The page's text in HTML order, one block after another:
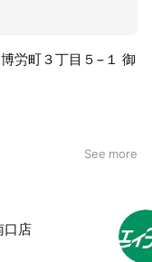
労町３丁目５−１ 御
See more
口店